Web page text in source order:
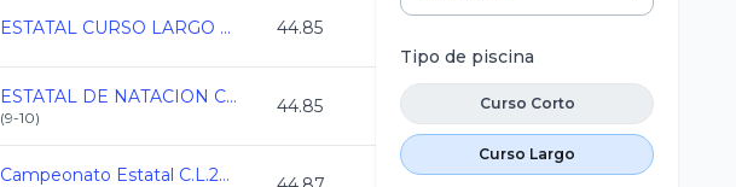
ESTATAL CURSO LARGO 2026 MERIDA 44.85
ESTATAL DE NATACION COAHUILA C.L. 2026
(9-10)
44.85
Campeonato Estatal C.L.2026
Tipo de piscina
Curso Corto
Curso Largo